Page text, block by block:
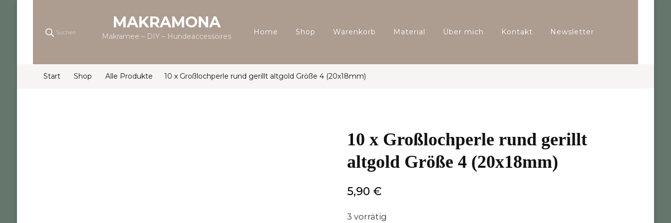
Suchen
MAKRAMONA
Makramee – DIY – Hundeaccessoires Home Shop Warenkorb Material Über mich Kontakt Newsletter
Start Shop Alle Produkte 10 x Großlochperle rund gerillt altgold Größe 4 (20x18mm)
10 x Großlochperle rund gerillt
altgold Größe 4 (20x18mm)
5,90€
3 vorrätig